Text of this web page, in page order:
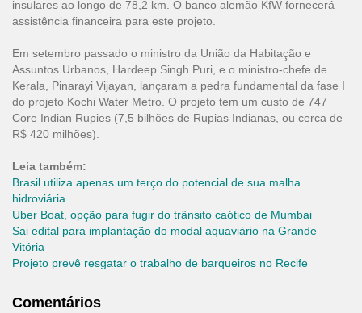
insulares ao longo de 78,2 km. O banco alemão KfW fornecerá
assistência financeira para este projeto.
Em setembro passado o ministro da União da Habitação e
Assuntos Urbanos, Hardeep Singh Puri, e o ministro-chefe de
Kerala, Pinarayi Vijayan, lançaram a pedra fundamental da fase I
do projeto Kochi Water Metro. O projeto tem um custo de 747
Core Indian Rupies (7,5 bilhões de Rupias Indianas, ou cerca de
R$ 420 milhões).
Leia também:
Brasil utiliza apenas um terço do potencial de sua malha
hidroviária
Uber Boat, opção para fugir do trânsito caótico de Mumbai
Sai edital para implantação do modal aquaviário na Grande
Vitória
Projeto prevê resgatar o trabalho de barqueiros no Recife
Comentários